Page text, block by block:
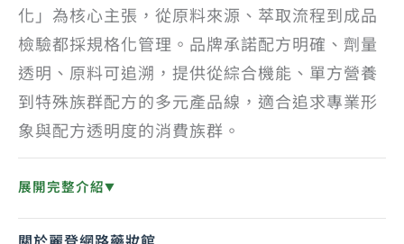
化」為核心主張，從原料來源、萃取流程到成品
檢驗都採規格化管理。品牌承諾配方明確、劑量
透明、原料可追溯，提供從綜合機能、單方營養
到特殊族群配方的多元產品線，適合追求專業形
象與配方透明度的消費族群。
展開完整介紹▼